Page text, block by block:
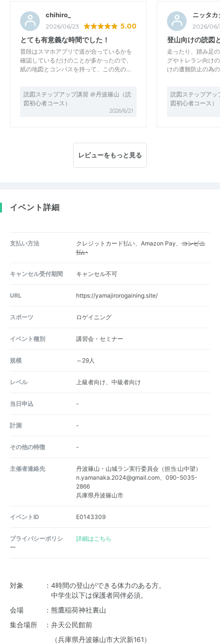
chihiro_
2026/06/23 5.00
とても有意義な時間でした！
普段はスマホアプリで道が合っているかを
確認しているだけのことが多かったので、
紙の地図とコンパスを持って、この先の…
読図ステップアップ講習 ＠丹波篠山（読
図初心者コース）
2026/6/21
ニッタカ
2026/06/
登山向けの読図
走ったり、踏み足
グやトレラン向け
けの遭難防止の為
読図ステップアッ
図初心者コース）
レビューをもっと見る
イベント詳細
支払い方法 クレジットカード払い、Amazon Pay、コンビニ
払い
キャンセル受付期間 キャンセル不可
URL https://yamajirorogaining.site/
スポーツ ロゲイニング
イベント種別 講習会・セミナー
規模 ～29人
レベル 上級者向け、中級者向け
当日申込 -
計測 -
その他の特徴 -
主催者連絡先
丹波篠山・山城ラン実行委員会（担当:山中望）
n.yamanaka.2024@gmail.com、090-5035-
2866
兵庫県丹波篠山市
イベントID E0143309
プライバシーポリシ
ー
詳細はこちら
対象 ：4時間の登山ができる体力のある方。
中学生以下は保護者同伴必須。
会場 ：熊鷹稲荷神社裏山
集合場所 ：弁天公民館前
（兵庫県丹波篠山市大沢新161）